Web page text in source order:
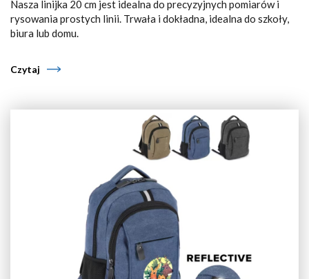
Nasza linijka 20 cm jest idealna do precyzyjnych pomiarów i
rysowania prostych linii. Trwała i dokładna, idealna do szkoły,
biura lub domu.
Czytaj